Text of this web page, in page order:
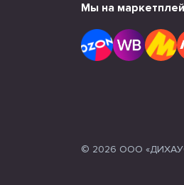
Мы на
© 2026 ООО